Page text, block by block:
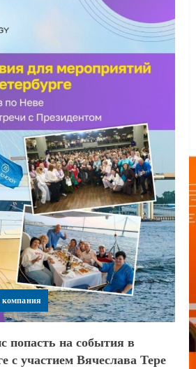
компания
попасть на события в
с участием Вячеслава Тере